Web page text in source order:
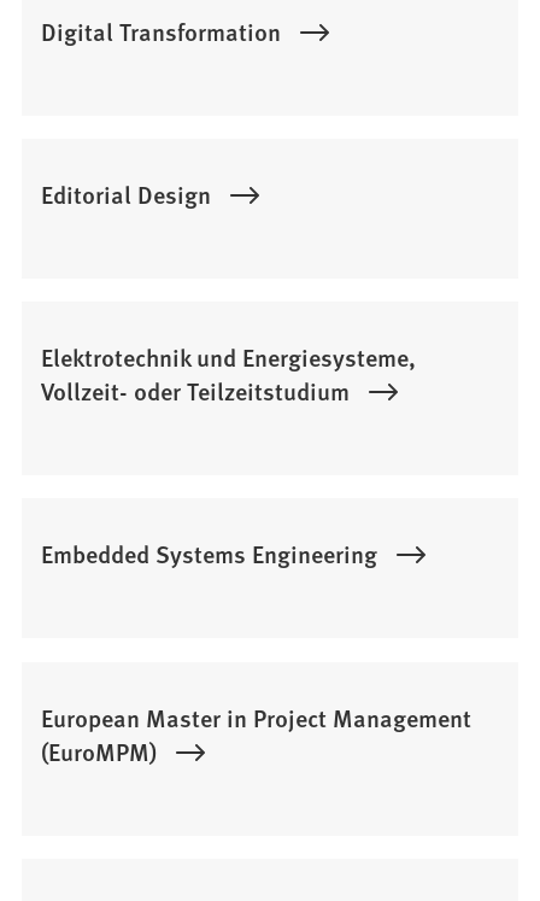
Digital Transformation
Editorial Design
Elektrotechnik und Energiesysteme,
Vollzeit- oder Teilzeitstudium
Embedded Systems Engineering
European Master in Project Management
(EuroMPM)